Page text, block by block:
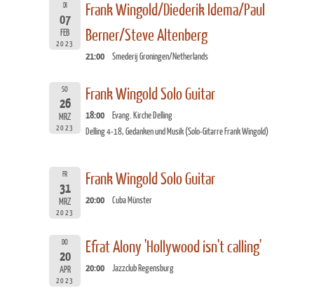
DI
07
FEB
2023
Frank Wingold/Diederik Idema/Paul
Berner/Steve Altenberg
21:00 Smederij Groningen/Netherlands
SO
26
MRZ
2023
Frank Wingold Solo Guitar
18:00
Evang. Kirche Delling
Delling 4-18, Gedanken und Musik (Solo-Gitarre Frank Wingold)
FR
31
MRZ
2023
Frank Wingold Solo Guitar
20:00 Cuba Münster
DO
20
APR
2023
Efrat Alony 'Hollywood isn't calling'
20:00 Jazzclub Regensburg